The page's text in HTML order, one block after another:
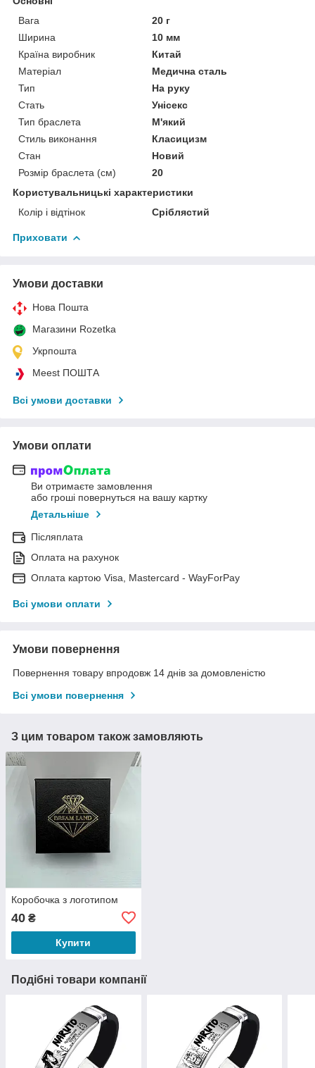
Вага
20 г
Ширина
10 мм
Країна виробник
Китай
Матеріал
Медична сталь
Тип
На руку
Стать
Унісекс
Тип браслета
М'який
Стиль виконання
Класицизм
Стан
Новий
Розмір браслета (см)
20
Користувальницькі характеристики
Колір і відтінок
Сріблястий
Приховати
Умови доставки
Нова Пошта
Магазини Rozetka
Укрпошта
Meest ПОШТА
Всі умови доставки
Умови оплати
Ви отримаєте замовлення
або гроші повернуться на вашу картку
Детальніше
Післяплата
Оплата на рахунок
Оплата картою Visa, Mastercard - WayForPay
Всі умови оплати
Умови повернення
Повернення товару впродовж 14 днів за домовленістю
Всі умови повернення
З цим товаром також замовляють
Коробочка з логотипом
40 ₴
Купити
Подібні товари компанії